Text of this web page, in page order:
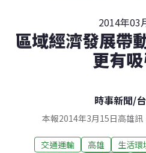
2014年03
區域經濟發展帶
更有
時事新聞/
本報2014年3月15日高雄
交通運輸 高雄 生活環